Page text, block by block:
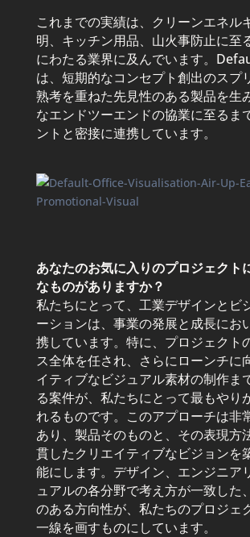
これまでの実績は、クリーンエネル
明、キッチン用品、山火事防止に至
にわたる業界に及んでいます。
は、短期的なコンセプト創出のスプ
熟考を重ねた先見性のある製品を生
なエンドツーエンドの協業に至るま
ントと密接に連携しています。
あなたのお気に入りのプロジェクト
なものがありますか？
私たちにとって、工業デザインとビ
ーションは、事業の発展と成長にお
携しています。特に、プロジェクト
ス全体を任され、さらにローンチに
イティブなビジュアル素材の制作ま
る案件が、私たちにとって最もやり
れるものです。このアプローチは非
あり、製品そのものと、その表現方
貫したクリエイティブなビジョンを
能にします。デザイン、エンジニア
ュアルの各分野で考え方が一致した
のある方向性が、私たちのプロジェ
一線を画すものにしています。